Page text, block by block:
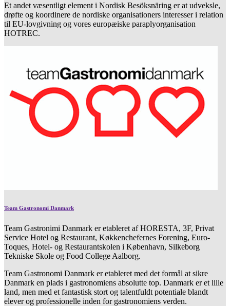
Et andet væsentligt element i Nordisk Besöksnäring er at udveksle,
drøfte og koordinere de nordiske organisationers interesser i relation
til EU-lovgivning og vores europæiske paraplyorganisation
HOTREC.
Team Gastronomi Danmark
Team Gastronimi Danmark er etableret af HORESTA, 3F, Privat
Service Hotel og Restaurant, Køkkenchefernes Forening, Euro-
Toques, Hotel- og Restaurantskolen i København, Silkeborg
Tekniske Skole og Food College Aalborg.
Team Gastronomi Danmark er etableret med det formål at sikre
Danmark en plads i gastronomiens absolutte top. Danmark er et lille
land, men med et fantastisk stort og talentfuldt potentiale blandt
elever og professionelle inden for gastronomiens verden.